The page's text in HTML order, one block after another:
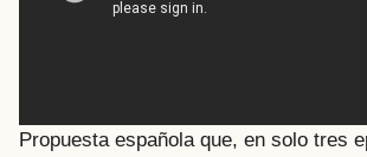
Propuesta española que, en solo tres